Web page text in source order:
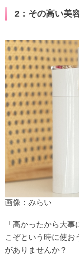
2：その高い美
画像：みらい
「高かったから大
こぞという時に使お
がありませんか？